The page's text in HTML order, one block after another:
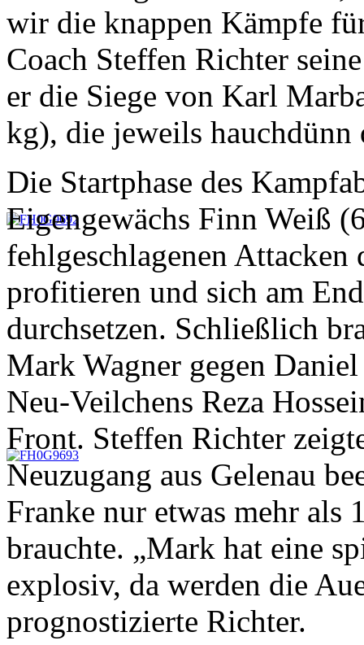
wir die knappen Kämpfe
Coach Steffen Richter
er die Siege von Karl
kg), die jeweils hauchdünn
Die Startphase des
Eigengewächs Finn Weiß
fehlgeschlagenen
profitieren und sich am
durchsetzen. Schließlich
Mark Wagner gegen
Neu-Veilchens Reza
Front. Steffen Richter
Neuzugang aus Gelenau
Franke nur etwas mehr als
brauchte. „Mark hat eine
explosiv, da werden die
prognostizierte Richter.